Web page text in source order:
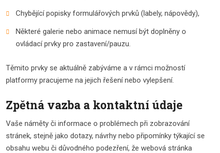
Chybějící popisky formulářových prvků (labely, nápovědy),
Některé galerie nebo animace nemusí být doplněny o
ovládací prvky pro zastavení/pauzu.
Těmito prvky se aktuálně zabýváme a v rámci možností
platformy pracujeme na jejich řešení nebo vylepšení.
Zpětná vazba a kontaktní údaje
Vaše náměty či informace o problémech při zobrazování
stránek, stejně jako dotazy, návrhy nebo připomínky týkající se
obsahu webu či důvodného podezření, že webová stránka